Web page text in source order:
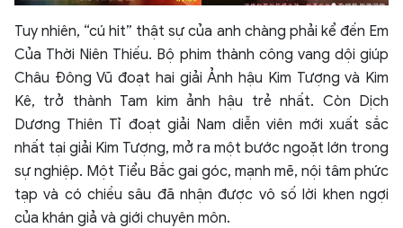
Tuy nhiên, “cú hit” thật sự của anh chàng phải kể đến Em
Của Thời Niên Thiếu. Bộ phim thành công vang dội giúp
Châu Đông Vũ đoạt hai giải Ảnh hậu Kim Tượng và Kim
Kê, trở thành Tam kim ảnh hậu trẻ nhất. Còn Dịch
Dương Thiên Tỉ đoạt giải Nam diễn viên mới xuất sắc
nhất tại giải Kim Tượng, mở ra một bước ngoặt lớn trong
sự nghiệp. Một Tiểu Bắc gai góc, mạnh mẽ, nội tâm phức
tạp và có chiều sâu đã nhận được vô số lời khen ngợi
của khán giả và giới chuyên môn.